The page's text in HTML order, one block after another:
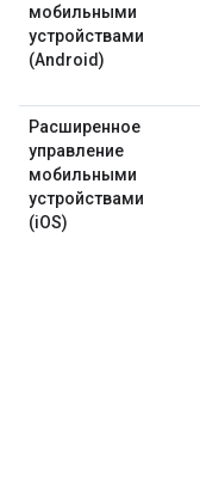
мобильными
устройствами
(Android)
Расширенное
управление
мобильными
устройствами
(iOS)